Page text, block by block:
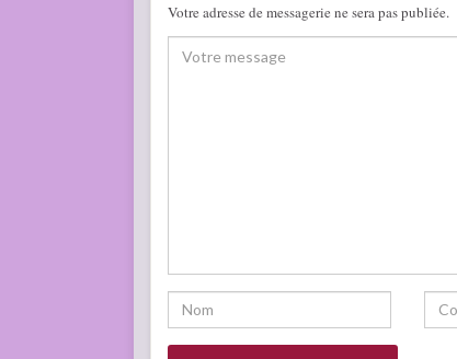
Votre adresse de messagerie ne sera pas publiée.